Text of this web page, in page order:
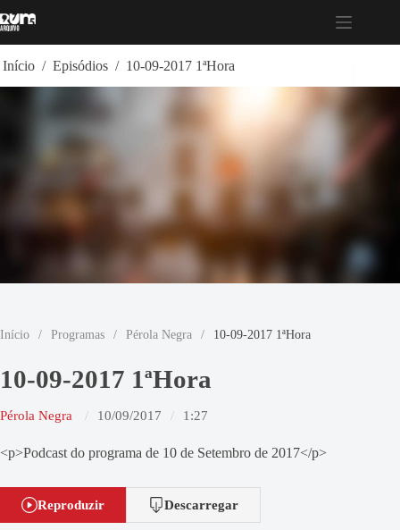
para
Início / Episódios / 10-09-2017 1ªHora
Início / Programas / Pérola Negra / 10-09-2017 1ªHora
10-09-2017 1ªHora
Pérola Negra 10/09/2017 1:27
<p>Podcast do programa de 10 de Setembro de 2017</p>
Reproduzir Descarregar